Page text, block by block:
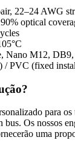
22–24 AWG
optical
Nano M12, DB9,
/ PVC (fixed
para os
bus. Os nossos
uma